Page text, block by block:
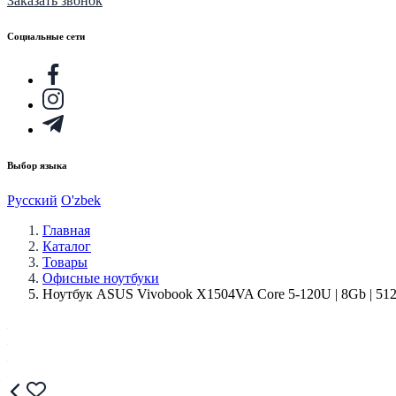
Социальные сети
Выбор языка
Русский O'zbek
Главная
Каталог
Товары
Офисные ноутбуки
Ноутбук ASUS Vivobook X1504VA Core 5-120U | 8Gb |